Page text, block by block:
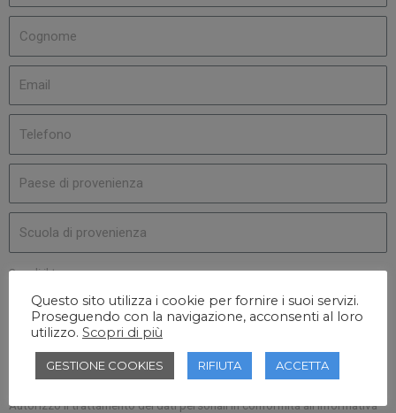
Scegli il tuo corso
Scegli la data
Autorizzo il trattamento dei dati personali in conformità all’informativa
Questo sito utilizza i cookie per fornire i suoi servizi.
Proseguendo con la navigazione, acconsenti al loro
utilizzo. Scopri di più
GESTIONE COOKIES RIFIUTA ACCETTA